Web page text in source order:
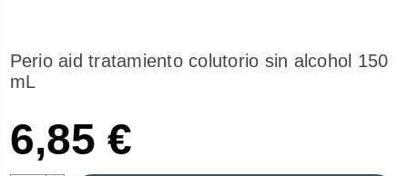
Perio aid tratamiento colutorio sin alcohol 150
mL
6,85 €